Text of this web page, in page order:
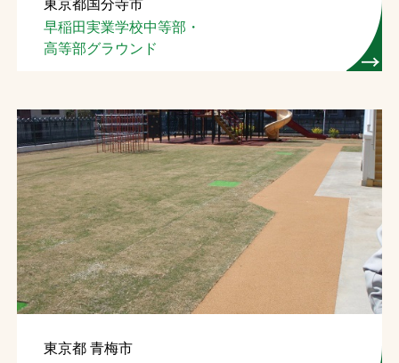
東京都国分寺市
早稲田実業学校中等部・
高等部グラウンド
東京都 青梅市